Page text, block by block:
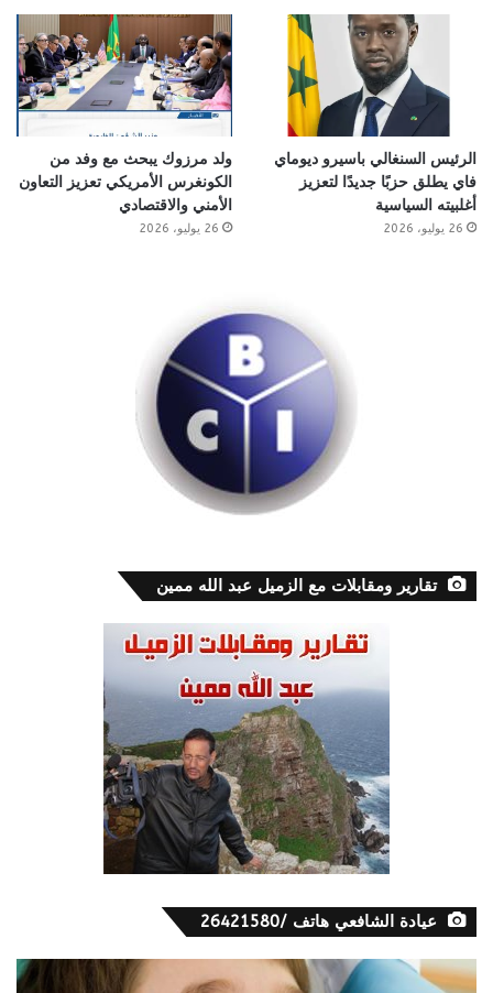
الرئيس السنغالي باسيرو ديوماي
فاي يطلق حزبًا جديدًا لتعزيز
أغلبيته السياسية
26 يوليو، 2026
ولد مرزوك يبحث مع وفد من
الكونغرس الأمريكي تعزيز التعاون
الأمني والاقتصادي
26 يوليو، 2026
تقارير ومقابلات مع الزميل عبد الله ممين
عيادة الشافعي هاتف /26421580